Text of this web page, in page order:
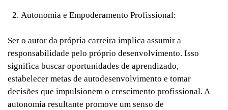
Autonomia e Empoderamento Profissional:
Ser o autor da própria carreira implica assumir a
responsabilidade pelo próprio desenvolvimento. Isso
significa buscar oportunidades de aprendizado,
estabelecer metas de autodesenvolvimento e tomar
decisões que impulsionem o crescimento profissional. A
autonomia resultante promove um senso de